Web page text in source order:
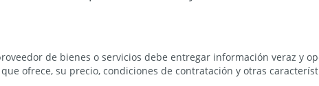
de bienes o servicios debe entregar información veraz y
ofrece, su precio, condiciones de contratación y otras